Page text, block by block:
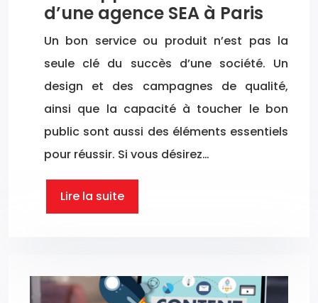
d’une agence SEA à Paris
Un bon service ou produit n’est pas la
seule clé du succès d’une société. Un
design et des campagnes de qualité,
ainsi que la capacité à toucher le bon
public sont aussi des éléments essentiels
pour réussir. Si vous désirez…
Lire la suite